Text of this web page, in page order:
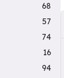
68
57
74
16
94